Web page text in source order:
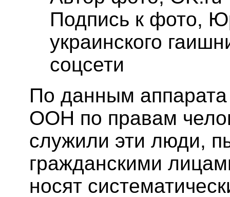
Подпись к фото,
украинского
соцсети
По данным
ООН по правам
служили эти люди,
гражданскими
носят